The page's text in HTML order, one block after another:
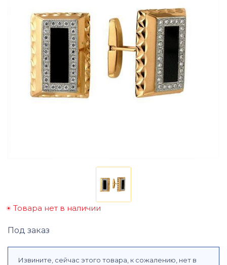
Товара нет в наличии
Под заказ
Извините, сейчас этого товара, к сожалению, нет в